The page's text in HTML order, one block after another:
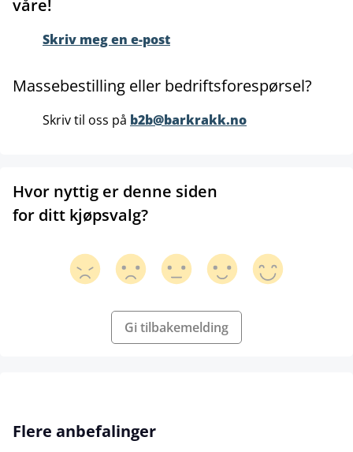
våre!
Skriv meg en e-post
Massebestilling eller bedriftsforespørsel?
Skriv til oss på b2b@barkrakk.no
Hvor nyttig er denne siden
for ditt kjøpsvalg?
Gi tilbakemelding
Hopp over produktgalleri
Flere anbefalinger